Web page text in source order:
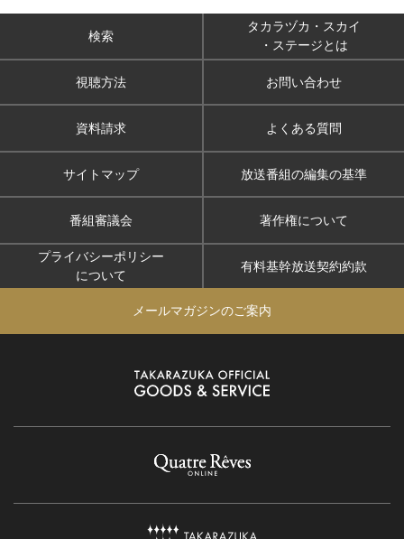
検索
タカラヅカ・スカイ
・ステージとは
視聴方法 お問い合わせ
資料請求 よくある質問
サイトマップ 放送番組の編集の基準
番組審議会 著作権について
プライバシーポリシー
について
有料基幹放送契約約款
メールマガジンのご案内